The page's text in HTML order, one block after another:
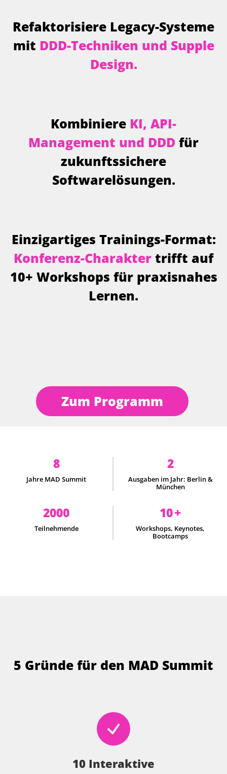
Refaktorisiere Legacy-Systeme
mit DDD-Techniken und Supple
Design.
Kombiniere KI, API-
Management und DDD für
zukunftssichere
Softwarelösungen.
Einzigartiges Trainings-Format:
Konferenz-Charakter trifft auf
10+ Workshops für praxisnahes
Lernen.
Zum Programm
8
Jahre MAD Summit
2
Ausgaben im Jahr: Berlin &
München
2000
Teilnehmende
10+
Workshops, Keynotes,
Bootcamps
5 Gründe für den MAD Summit
10 Interaktive